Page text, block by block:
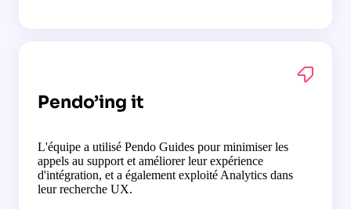
Pendo’ing it
L'équipe a utilisé Pendo Guides pour minimiser les
appels au support et améliorer leur expérience
d'intégration, et a également exploité Analytics dans
leur recherche UX.